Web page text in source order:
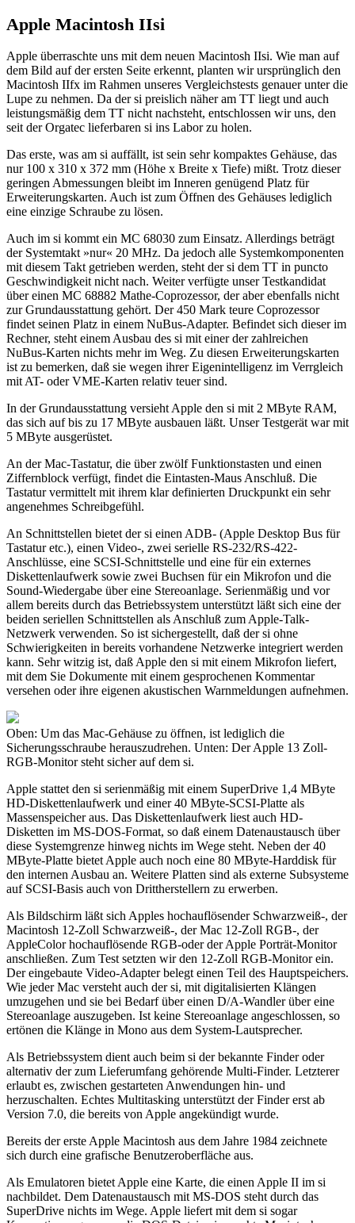
Apple Macintosh IIsi
Apple überraschte uns mit dem neuen Macintosh IIsi. Wie man auf
dem Bild auf der ersten Seite erkennt, planten wir ursprünglich den
Macintosh IIfx im Rahmen unseres Vergleichstests genauer unter die
Lupe zu nehmen. Da der si preislich näher am TT liegt und auch
leistungsmäßig dem TT nicht nachsteht, entschlossen wir uns, den
seit der Orgatec lieferbaren si ins Labor zu holen.
Das erste, was am si auffällt, ist sein sehr kompaktes Gehäuse, das
nur 100 x 310 x 372 mm (Höhe x Breite x Tiefe) mißt. Trotz dieser
geringen Abmessungen bleibt im Inneren genügend Platz für
Erweiterungskarten. Auch ist zum Öffnen des Gehäuses lediglich
eine einzige Schraube zu lösen.
Auch im si kommt ein MC 68030 zum Einsatz. Allerdings beträgt
der Systemtakt »nur« 20 MHz. Da jedoch alle Systemkomponenten
mit diesem Takt getrieben werden, steht der si dem TT in puncto
Geschwindigkeit nicht nach. Weiter verfügte unser Testkandidat
über einen MC 68882 Mathe-Coprozessor, der aber ebenfalls nicht
zur Grundausstattung gehört. Der 450 Mark teure Coprozessor
findet seinen Platz in einem NuBus-Adapter. Befindet sich dieser im
Rechner, steht einem Ausbau des si mit einer der zahlreichen
NuBus-Karten nichts mehr im Weg. Zu diesen Erweiterungskarten
ist zu bemerken, daß sie wegen ihrer Eigenintelligenz im Verrgleich
mit AT- oder VME-Karten relativ teuer sind.
In der Grundausstattung versieht Apple den si mit 2 MByte RAM,
das sich auf bis zu 17 MByte ausbauen läßt. Unser Testgerät war mit
5 MByte ausgerüstet.
An der Mac-Tastatur, die über zwölf Funktionstasten und einen
Ziffernblock verfügt, findet die Eintasten-Maus Anschluß. Die
Tastatur vermittelt mit ihrem klar definierten Druckpunkt ein sehr
angenehmes Schreibgefühl.
An Schnittstellen bietet der si einen ADB- (Apple Desktop Bus für
Tastatur etc.), einen Video-, zwei serielle RS-232/RS-422-
Anschlüsse, eine SCSI-Schnittstelle und eine für ein externes
Diskettenlaufwerk sowie zwei Buchsen für ein Mikrofon und die
Sound-Wiedergabe über eine Stereoanlage. Serienmäßig und vor
allem bereits durch das Betriebssystem unterstützt läßt sich eine der
beiden seriellen Schnittstellen als Anschluß zum Apple-Talk-
Netzwerk verwenden. So ist sichergestellt, daß der si ohne
Schwierigkeiten in bereits vorhandene Netzwerke integriert werden
kann. Sehr witzig ist, daß Apple den si mit einem Mikrofon liefert,
mit dem Sie Dokumente mit einem gesprochenen Kommentar
versehen oder ihre eigenen akustischen Warnmeldungen aufnehmen.
Oben: Um das Mac-Gehäuse zu öffnen, ist lediglich die
Sicherungsschraube herauszudrehen. Unten: Der Apple 13 Zoll-
RGB-Monitor steht sicher auf dem si.
Apple stattet den si serienmäßig mit einem SuperDrive 1,4 MByte
HD-Diskettenlaufwerk und einer 40 MByte-SCSI-Platte als
Massenspeicher aus. Das Diskettenlaufwerk liest auch HD-
Disketten im MS-DOS-Format, so daß einem Datenaustausch über
diese Systemgrenze hinweg nichts im Wege steht. Neben der 40
MByte-Platte bietet Apple auch noch eine 80 MByte-Harddisk für
den internen Ausbau an. Weitere Platten sind als externe Subsysteme
auf SCSI-Basis auch von Drittherstellern zu erwerben.
Als Bildschirm läßt sich Apples hochauflösender Schwarzweiß-, der
Macintosh 12-Zoll Schwarzweiß-, der Mac 12-Zoll RGB-, der
AppleColor hochauflösende RGB-oder der Apple Porträt-Monitor
anschließen. Zum Test setzten wir den 12-Zoll RGB-Monitor ein.
Der eingebaute Video-Adapter belegt einen Teil des Hauptspeichers.
Wie jeder Mac versteht auch der si, mit digitalisierten Klängen
umzugehen und sie bei Bedarf über einen D/A-Wandler über eine
Stereoanlage auszugeben. Ist keine Stereoanlage angeschlossen, so
ertönen die Klänge in Mono aus dem System-Lautsprecher.
Als Betriebssystem dient auch beim si der bekannte Finder oder
alternativ der zum Lieferumfang gehörende Multi-Finder. Letzterer
erlaubt es, zwischen gestarteten Anwendungen hin- und
herzuschalten. Echtes Multitasking unterstützt der Finder erst ab
Version 7.0, die bereits von Apple angekündigt wurde.
Bereits der erste Apple Macintosh aus dem Jahre 1984 zeichnete
sich durch eine grafische Benutzeroberfläche aus.
Als Emulatoren bietet Apple eine Karte, die einen Apple II im si
nachbildet. Dem Datenaustausch mit MS-DOS steht durch das
SuperDrive nichts im Wege. Apple liefert mit dem si sogar